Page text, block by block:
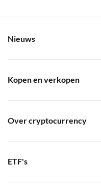
Nieuws
Kopen en verkopen
Over cryptocurrency
ETF's